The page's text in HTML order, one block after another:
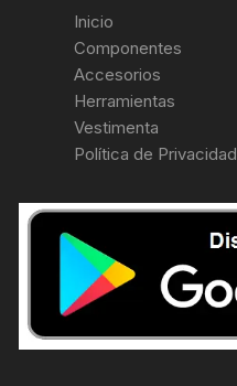
Inicio
Componentes
Accesorios
Herramientas
Vestimenta
Política de Privacidad